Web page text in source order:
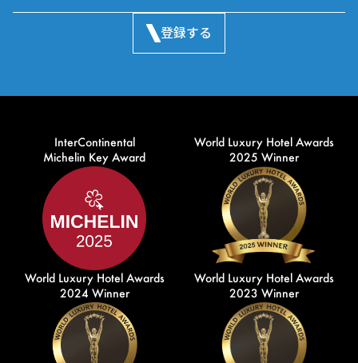
登録する
InterContinental
Michelin Key Award
World Luxury Hotel Awards
2025 Winner
World Luxury Hotel Awards
2024 Winner
World Luxury Hotel Awards
2023 Winner